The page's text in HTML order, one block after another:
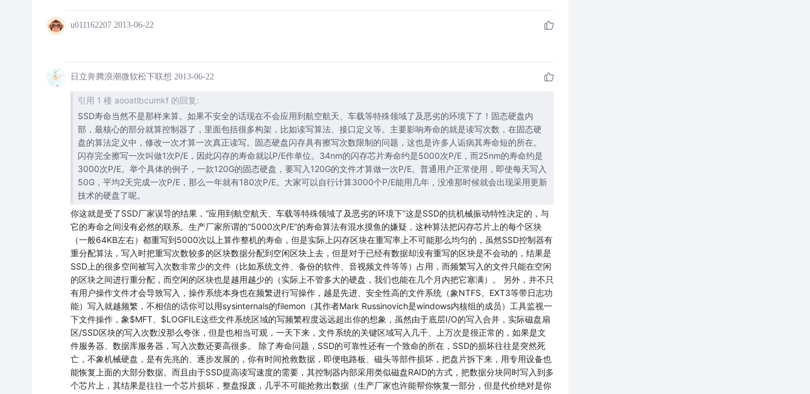
u011162207 2013-06-22
日立奔腾浪潮微软松下联想 2013-06-22
引用 1 楼 aooatlbcumkf 的回复:
SSD寿命当然不是那样来算。如果不安全的话现在不会应用到航空航天、车载等特殊领域了及恶劣的环境下了！固态硬盘内
部，最核心的部分就算控制器了，里面包括很多构架，比如读写算法、接口定义等。主要影响寿命的就是读写次数，在固态硬
盘的算法定义中，修改一次才算一次真正读写。固态硬盘闪存具有擦写次数限制的问题，这也是许多人诟病其寿命短的所在。
闪存完全擦写一次叫做1次P/E，因此闪存的寿命就以P/E作单位。34nm的闪存芯片寿命约是5000次P/E，而25nm的寿命约是
3000次P/E。举个具体的例子，一款120G的固态硬盘，要写入120G的文件才算做一次P/E。普通用户正常使用，即使每天写入
50G，平均2天完成一次P/E，那么一年就有180次P/E。大家可以自行计算3000个P/E能用几年，没准那时候就会出现采用更新
技术的硬盘了呢。
你这就是受了SSD厂家误导的结果，“应用到航空航天、车载等特殊领域了及恶劣的环境下”这是SSD的抗机械振动特性决定的，与
它的寿命之间没有必然的联系。生产厂家所谓的“5000次P/E”的寿命算法有混水摸鱼的嫌疑，这种算法把闪存芯片上的每个区块
（一般64KB左右）都重写到5000次以上算作整机的寿命，但是实际上闪存区块在重写率上不可能那么均匀的，虽然SSD控制器有
重分配算法，写入时把重写次数较多的区块数据分配到空闲区块上去，但是对于已经有数据却没有重写的区块是不会动的，结果是
SSD上的很多空间被写入次数非常少的文件（比如系统文件、备份的软件、音视频文件等等）占用，而频繁写入的文件只能在空闲
的区块之间进行重分配，而空闲的区块也是越用越少的（实际上不管多大的硬盘，我们也能在几个月内把它塞满）。 另外，并不只
有用户操作文件才会导致写入，操作系统本身也在频繁进行写操作，越是先进、安全性高的文件系统（象NTFS、EXT3等带日志功
能）写入就越频繁，不相信的话你可以用sysinternals的filemon（其作者Mark Russinovich是windows内核组的成员）工具监视一
下文件操作，象$MFT、$LOGFILE这些文件系统区域的写频繁程度远远超出你的想象，虽然由于底层I/O的写入合并，实际磁盘扇
区/SSD区块的写入次数没那么夸张，但是也相当可观，一天下来，文件系统的关键区域写入几千、上万次是很正常的，如果是文
件服务器、数据库服务器，写入次数还要高很多。 除了寿命问题，SSD的可靠性还有一个致命的所在，SSD的损坏往往是突然死
亡，不象机械硬盘，是有先兆的、逐步发展的，你有时间抢救数据，即便电路板、磁头等部件损坏，把盘片拆下来，用专用设备也
能恢复上面的大部分数据。而且由于SSD提高读写速度的需要，其控制器内部采用类似磁盘RAID的方式，把数据分块同时写入到多
个芯片上，其结果是往往一个芯片损坏，整盘报废，几乎不可能抢救出数据（生产厂家也许能帮你恢复一部分，但是代价绝对是你